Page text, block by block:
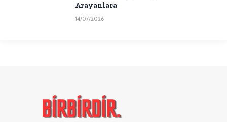
Arayanlara
14/07/2026